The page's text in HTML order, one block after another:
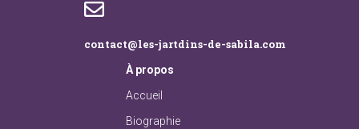
contact@les-jartdins-de-sabila.com
À propos
Accueil
Biographie